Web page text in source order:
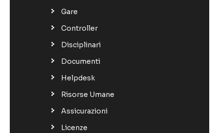
Gare
Controller
Disciplinari
Documenti
Helpdesk
Risorse Umane
Assicurazioni
Licenze